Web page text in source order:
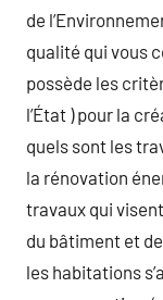
de
qualité qui vous
possède les
l’État ) pour la
quels sont les
la rénovation
travaux qui
du bâtiment et
les habitations